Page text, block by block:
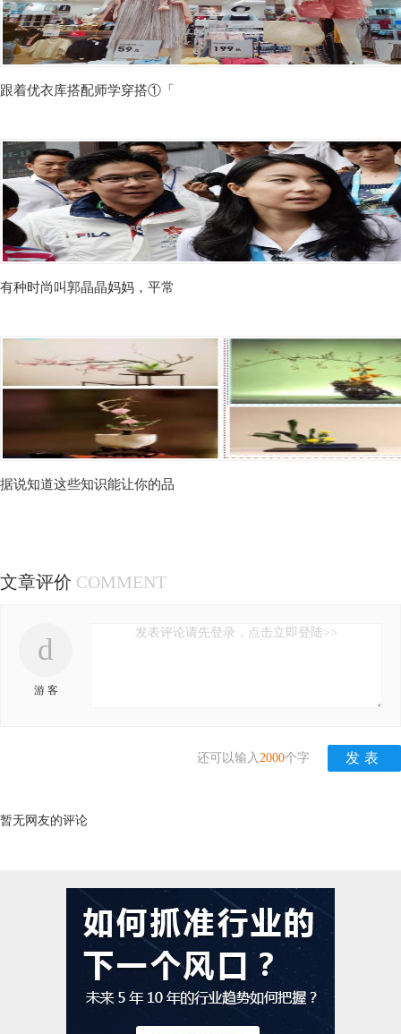
跟着优衣库搭配师学穿搭①「
有种时尚叫郭晶晶妈妈，平常
据说知道这些知识能让你的品
文章评价 COMMENT
d
游 客
发表评论请先登录，点击立即登陆>>
还可以输入 2000个字
暂无网友的评论